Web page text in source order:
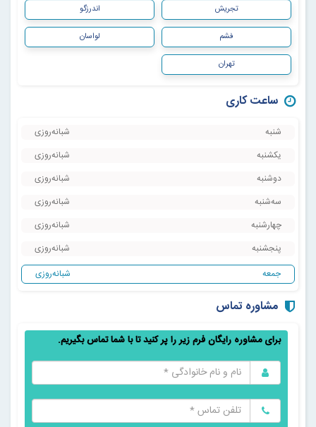
تجریش اندرزگو
فشم لواسان
تهران
ساعت کاری
شنبه
شبانه‌روزی
یکشنبه
شبانه‌روزی
دوشنبه
شبانه‌روزی
سه‌شنبه
شبانه‌روزی
چهارشنبه
شبانه‌روزی
پنجشنبه
شبانه‌روزی
جمعه
شبانه‌روزی
مشاوره تماس